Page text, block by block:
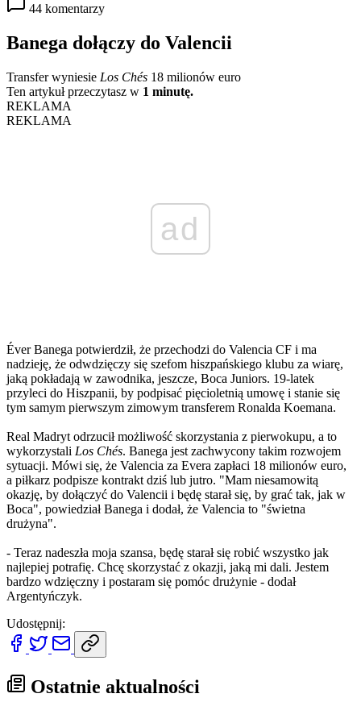
44 komentarzy
Banega dołączy do Valencii
Transfer wyniesie Los Chés 18 milionów euro
Ten artykuł przeczytasz w 1 minutę.
REKLAMA
REKLAMA
ad
Éver Banega potwierdził, że przechodzi do Valencia CF i ma
nadzieję, że odwdzięczy się szefom hiszpańskiego klubu za wiarę,
jaką pokładają w zawodnika, jeszcze, Boca Juniors. 19-latek
przyleci do Hiszpanii, by podpisać pięcioletnią umowę i stanie się
tym samym pierwszym zimowym transferem Ronalda Koemana.
Real Madryt odrzucił możliwość skorzystania z pierwokupu, a to
wykorzystali Los Chés. Banega jest zachwycony takim rozwojem
sytuacji. Mówi się, że Valencia za Evera zapłaci 18 milionów euro,
a piłkarz podpisze kontrakt dziś lub jutro. "Mam niesamowitą
okazję, by dołączyć do Valencii i będę starał się, by grać tak, jak w
Boca", powiedział Banega i dodał, że Valencia to "świetna
drużyna".
- Teraz nadeszła moja szansa, będę starał się robić wszystko jak
najlepiej potrafię. Chcę skorzystać z okazji, jaką mi dali. Jestem
bardzo wdzięczny i postaram się pomóc drużynie - dodał
Argentyńczyk.
Udostępnij:
Ostatnie aktualności